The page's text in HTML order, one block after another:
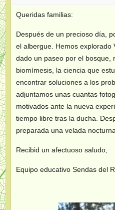
Queridas familias:
Después de un precioso día,
el albergue. Hemos explorado
dado un paseo por el bosque,
biomímesis, la ciencia que
encontrar soluciones a los
adjuntamos unas cuantas
motivados ante la nueva
tiempo libre tras la ducha.
preparada una velada
Recibid un afectuoso saludo,
Equipo educativo Sendas del